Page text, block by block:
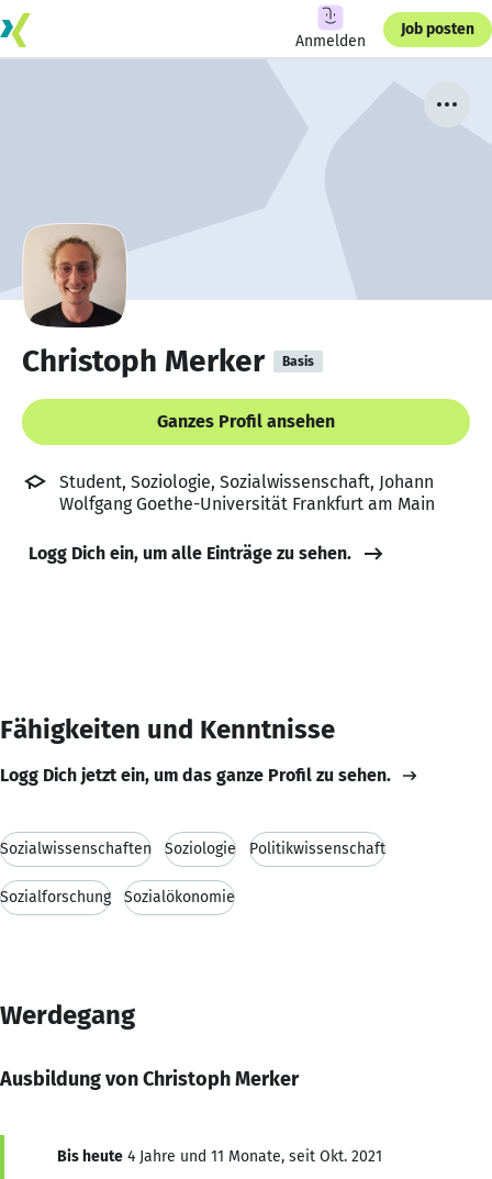
Anmelden
Job posten
Christoph Merker Basis
Ganzes Profil ansehen
Student, Soziologie, Sozialwissenschaft, Johann
Wolfgang Goethe-Universität Frankfurt am Main
Logg Dich ein, um alle Einträge zu sehen.
Fähigkeiten und Kenntnisse
Logg Dich jetzt ein, um das ganze Profil zu sehen.
Sozialwissenschaften Soziologie Politikwissenschaft
Sozialforschung Sozialökonomie
Werdegang
Ausbildung von Christoph Merker
Bis heute 4 Jahre und 11 Monate, seit Okt. 2021